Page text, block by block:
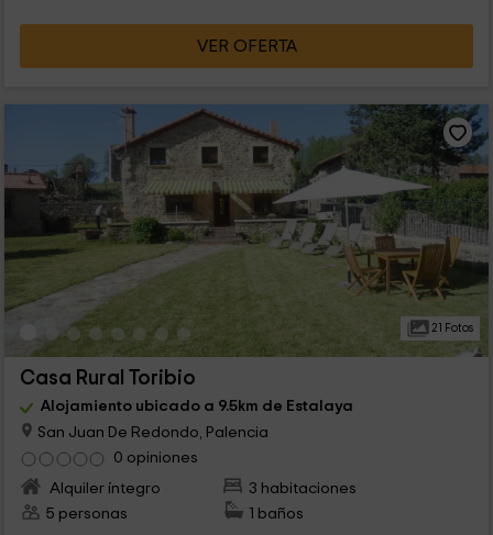
VER OFERTA
21 Fotos
Casa Rural Toribio
Alojamiento ubicado a 9.5km de Estalaya
San Juan De Redondo, Palencia
0 opiniones
Alquiler íntegro
3 habitaciones
5 personas
1 baños